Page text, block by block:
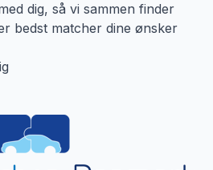
dig, så vi sammen finder
bedst matcher dine ønsker